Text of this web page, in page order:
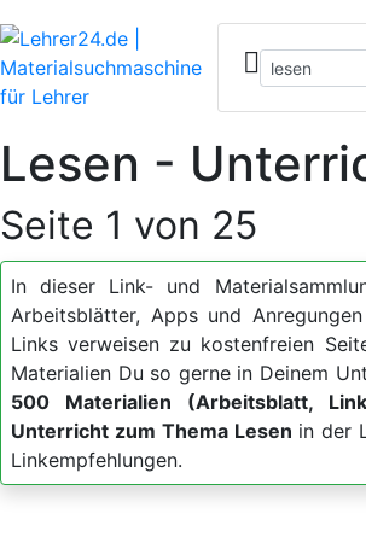
Lesen -
Seite 1 von 25
In dieser Link- und
Arbeitsblätter, Apps und
Links verweisen zu kostenfreien
Materialien Du so gerne in Deinem
500 Materialien (Arbeitsblatt,
Unterricht zum Thema Lesen in der
Linkempfehlungen.